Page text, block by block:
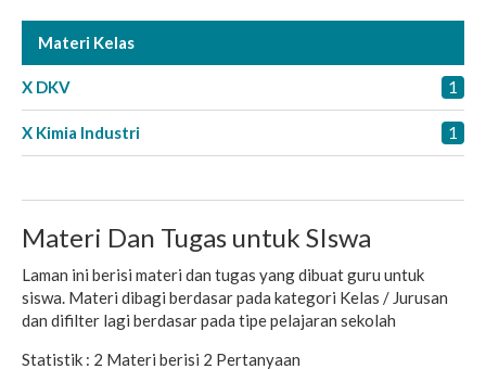
Materi Kelas
X DKV 1
X Kimia Industri 1
Materi Dan Tugas untuk SIswa
Laman ini berisi materi dan tugas yang dibuat guru untuk
siswa. Materi dibagi berdasar pada kategori Kelas / Jurusan
dan difilter lagi berdasar pada tipe pelajaran sekolah
Statistik : 2 Materi berisi 2 Pertanyaan